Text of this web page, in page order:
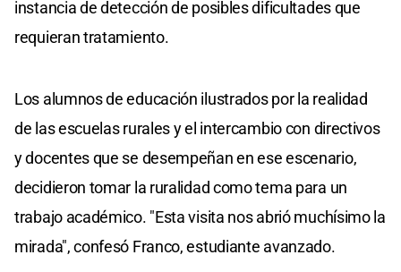
instancia de detección de posibles dificultades que
requieran tratamiento.
Los alumnos de educación ilustrados por la realidad
de las escuelas rurales y el intercambio con directivos
y docentes que se desempeñan en ese escenario,
decidieron tomar la ruralidad como tema para un
trabajo académico. "Esta visita nos abrió muchísimo la
mirada", confesó Franco, estudiante avanzado.